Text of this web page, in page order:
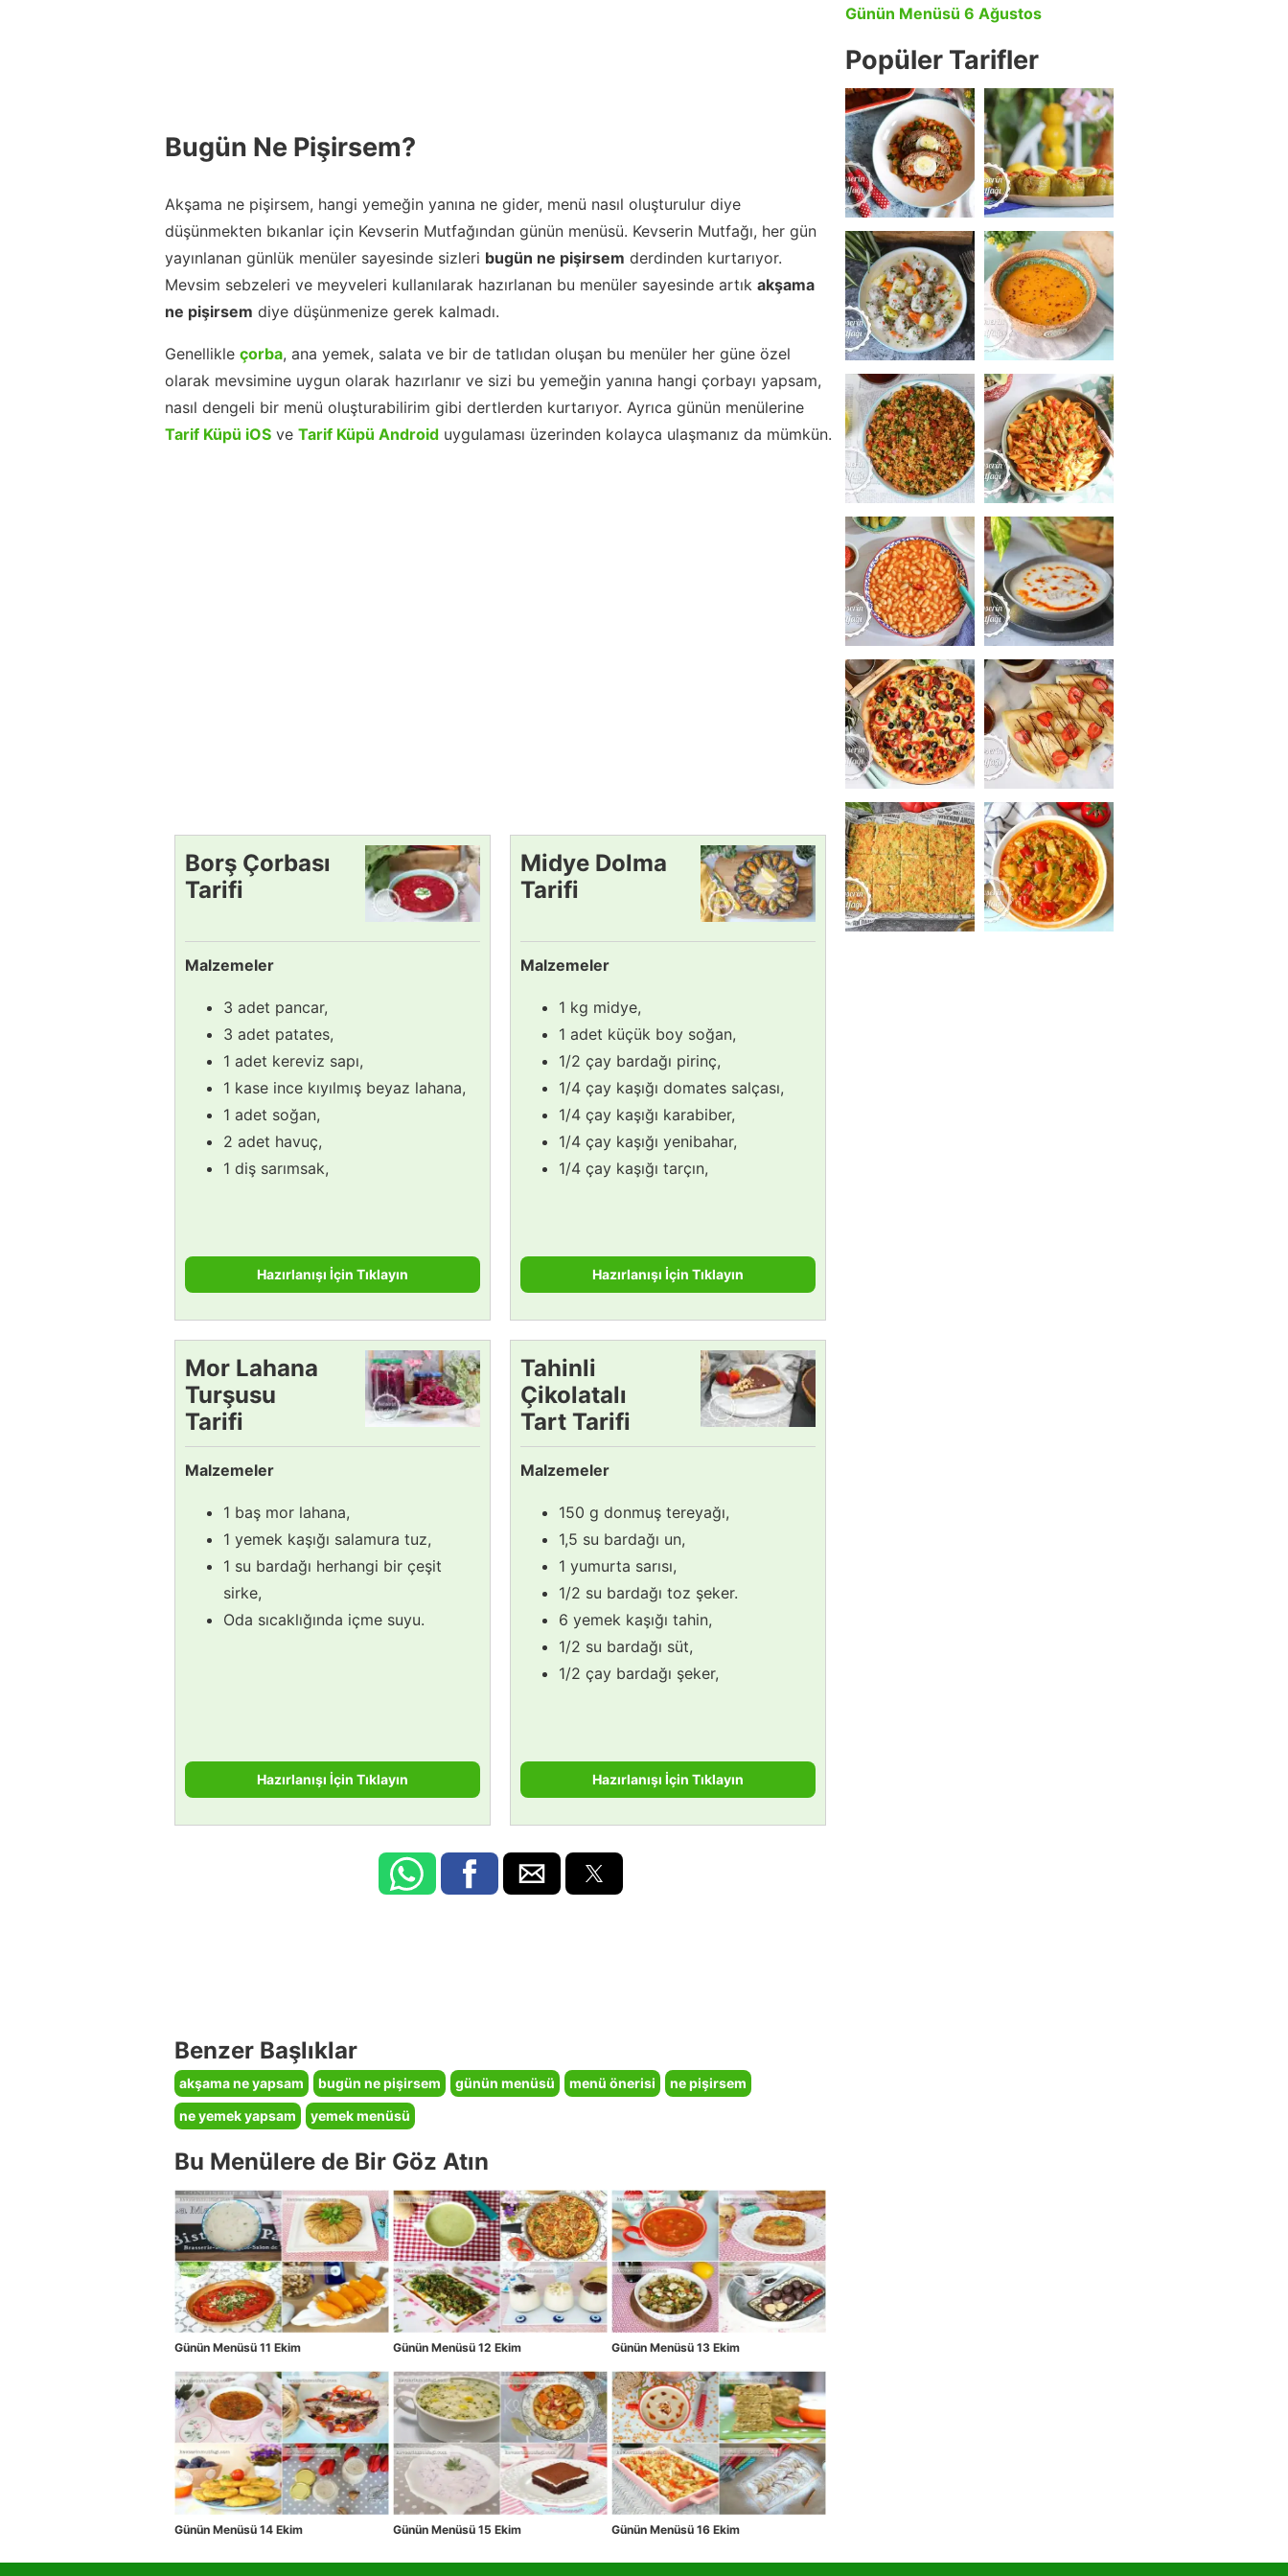
Bugün Ne Pişirsem?
Akşama ne pişirsem, hangi yemeğin yanına ne gider, menü nasıl oluşturulur diye
düşünmekten bıkanlar için Kevserin Mutfağından günün menüsü. Kevserin Mutfağı, her gün
yayınlanan günlük menüler sayesinde sizleri bugün ne pişirsem derdinden kurtarıyor.
Mevsim sebzeleri ve meyveleri kullanılarak hazırlanan bu menüler sayesinde artık akşama
ne pişirsem diye düşünmenize gerek kalmadı.
Genellikle çorba, ana yemek, salata ve bir de tatlıdan oluşan bu menüler her güne özel
olarak mevsimine uygun olarak hazırlanır ve sizi bu yemeğin yanına hangi çorbayı yapsam,
nasıl dengeli bir menü oluşturabilirim gibi dertlerden kurtarıyor. Ayrıca günün menülerine
Tarif Küpü iOS ve Tarif Küpü Android uygulaması üzerinden kolayca ulaşmanız da mümkün.
Borş Çorbası
Tarifi
Malzemeler
3 adet pancar,
3 adet patates,
1 adet kereviz sapı,
1 kase ince kıyılmış beyaz lahana,
1 adet soğan,
2 adet havuç,
1 diş sarımsak,
Hazırlanışı İçin Tıklayın
Midye Dolma
Tarifi
Malzemeler
1 kg midye,
1 adet küçük boy soğan,
1/2 çay bardağı pirinç,
1/4 çay kaşığı domates salçası,
1/4 çay kaşığı karabiber,
1/4 çay kaşığı yenibahar,
1/4 çay kaşığı tarçın,
Hazırlanışı İçin Tıklayın
Mor Lahana
Turşusu
Tarifi
Malzemeler
1 baş mor lahana,
1 yemek kaşığı salamura tuz,
1 su bardağı herhangi bir çeşit
sirke,
Oda sıcaklığında içme suyu.
Hazırlanışı İçin Tıklayın
Tahinli
Çikolatalı
Tart Tarifi
Malzemeler
150 g donmuş tereyağı,
1,5 su bardağı un,
1 yumurta sarısı,
1/2 su bardağı toz şeker.
6 yemek kaşığı tahin,
1/2 su bardağı süt,
1/2 çay bardağı şeker,
Hazırlanışı İçin Tıklayın
Benzer Başlıklar
akşama ne yapsam bugün ne pişirsem günün menüsü menü önerisi
ne pişirsem
ne yemek yapsam
yemek menüsü
Bu Menülere de Bir Göz Atın
Günün Menüsü 11 Ekim Günün Menüsü 12 Ekim Günün Menüsü 13 Ekim
Günün Menüsü 14 Ekim Günün Menüsü 15 Ekim Günün Menüsü 16 Ekim
Günün Menüsü 6 Ağustos
Popüler Tarifler